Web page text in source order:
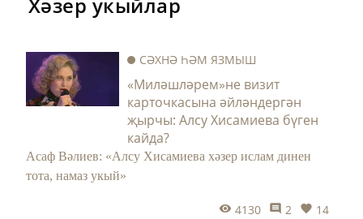
СӘХНӘ ҺӘМ ЯЗМЫШ
«Миләшләрем»не визит
карточкасына әйләндергән
җырчы: Алсу Хисамиева бүген
кайда?
Асаф Вәлиев: «Алсу Хисамиева хәзер ислам динен
тота, намаз укый»
4130 2 14